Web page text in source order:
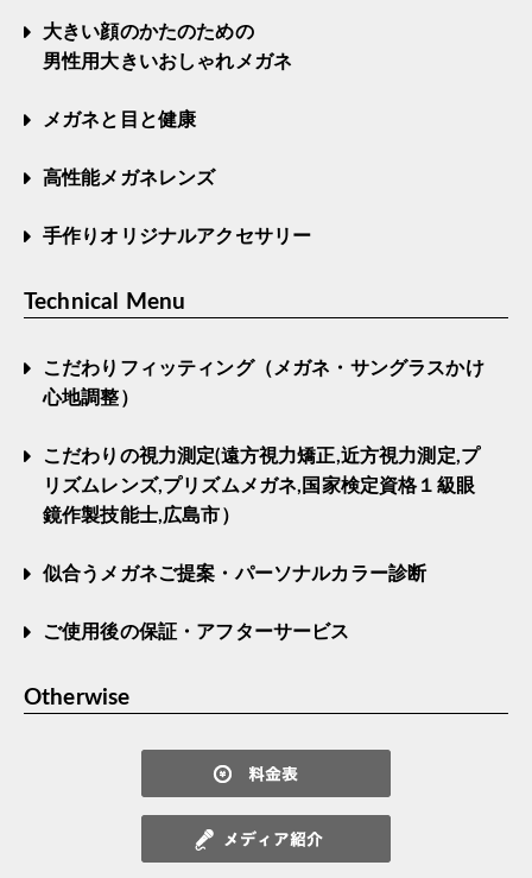
大きい顔のかたのための
男性用大きいおしゃれメガネ
メガネと目と健康
高性能メガネレンズ
手作りオリジナルアクセサリー
Technical Menu
こだわりフィッティング（メガネ・サングラスかけ
心地調整）
こだわりの視力測定(遠方視力矯正,近方視力測定,プ
リズムレンズ,プリズムメガネ,国家検定資格１級眼
鏡作製技能士,広島市）
似合うメガネご提案・パーソナルカラー診断
ご使用後の保証・アフターサービス
Otherwise